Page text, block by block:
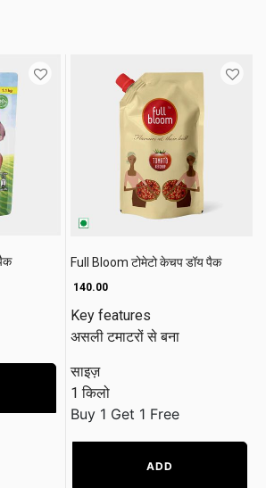
Full Bloom टोमेटो केचप डॉय पैक
₹ 140.00
Key features
असली टमाटरों से बना
साइज़
1 किलो
Buy 1 Get 1 Free
ADD